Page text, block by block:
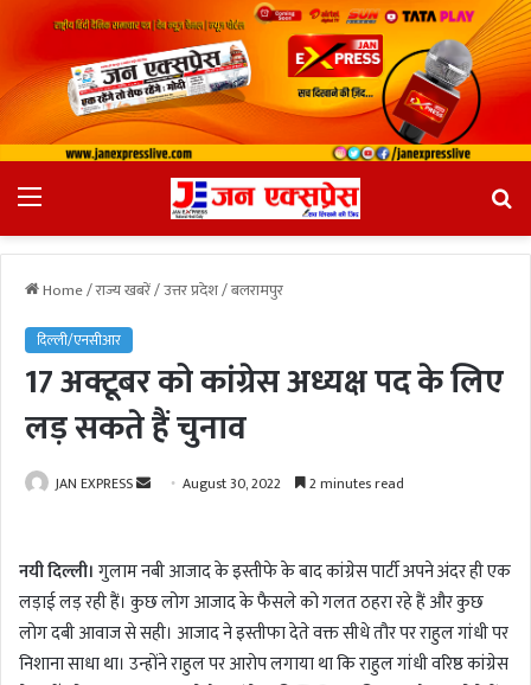
Home/राज्य खबरें/उत्तर प्रदेश/बलरामपुर
दिल्ली/एनसीआर
17 अक्टूबर को कांग्रेस अध्यक्ष पद के लिए
लड़ सकते हैं चुनाव
JAN EXPRESS
d
a
n
e
August 30, 2022 2 minutes read
नयी दिल्ली। गुलाम नबी आजाद के इस्तीफे के बाद कांग्रेस पार्टी अपने अंदर ही एक
लड़ाई लड़ रही हैं। कुछ लोग आजाद के फैसले को गलत ठहरा रहे हैं और कुछ
लोग दबी आवाज से सही। आजाद ने इस्तीफा देते वक्त सीधे तौर पर राहुल गांधी पर
निशाना साधा था। उन्होंने राहुल पर आरोप लगाया था कि राहुल गांधी वरिष्ठ कांग्रेस